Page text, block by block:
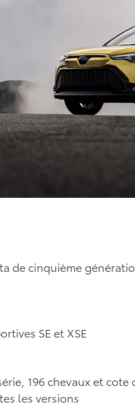
de cinquième
SE et XSE
196 chevaux et
les versions